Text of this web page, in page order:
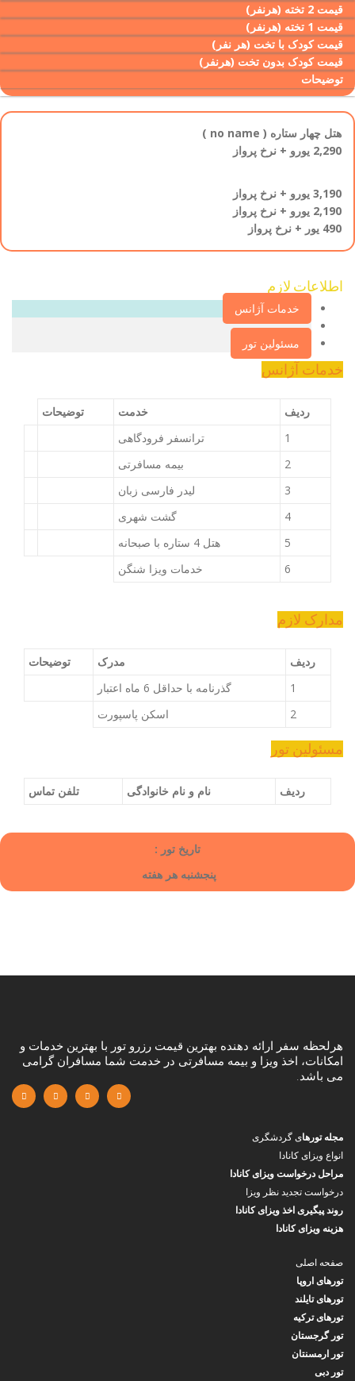
قیمت 2 تخته (هرنفر)
قیمت 1 تخته (هرنفر)
قیمت کودک با تخت (هر نفر)
قیمت کودک بدون تخت (هرنفر)
توضیحات
هتل چهار ستاره ( no name )
2,290 یورو + نرخ پرواز
3,190 یورو + نرخ پرواز
2,190 یورو + نرخ پرواز
490 یور + نرخ پرواز
اطلاعات لازم‌
خدمات آژانس
مسئولین تور
خدمات آژانس
ردیف خدمت
توضیحات
1
ترانسفر فرودگاهی
2
بیمه مسافرتی
3
لیدر فارسی زبان
4
گشت شهری
5
هتل 4 ستاره با صبحانه
6
خدمات ویزا شنگن
مدارک لازم
ردیف مدرک
توضیحات
1
گذرنامه با حداقل 6 ماه اعتبار
2
اسکن پاسپورت
مسئولین تور
ردیف نام و نام خانوادگی تلفن تماس
تاریخ تور :
پنجشنبه هر هفته
هرلحظه سفر ارائه دهنده بهترین قیمت رزرو تور با بهترین خدمات و
امکانات، اخذ ویزا و بیمه مسافرتی در خدمت شما مسافران گرامی
می باشد.
مجله تورهای گردشگری
انواع ویزای کانادا
مراحل درخواست ویزای کانادا
درخواست تجدید نظر ویزا
روند پیگیری اخذ ویزای کانادا
هزینه ویزای کانادا
صفحه اصلی
تورهای اروپا
تورهای تایلند
تورهای ترکیه
تور گرجستان
تور ارمسنتان
تور دبی